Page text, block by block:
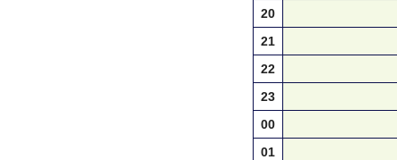
20
21
22
23
00
01